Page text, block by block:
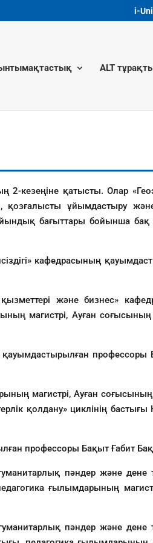
i-
ALT
кезеңіне қатысты. Олар
ұйымдастыру және
бағыттары бойынша
кафедрасының
және бизнес»
магистрі, Ауған соғысының
профессоры
магистрі, Ауған соғысының
қолдану» циклінің бастығы
профессоры Бақыт Ғабит
пәндер және дене
ғылымдарының
пәндер және дене